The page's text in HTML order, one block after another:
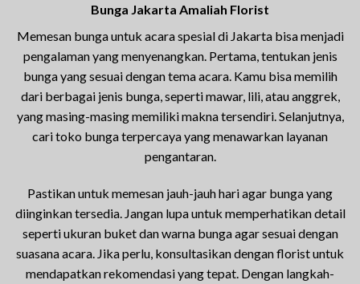
Bunga Jakarta Amaliah Florist
Memesan bunga untuk acara spesial di Jakarta bisa menjadi
pengalaman yang menyenangkan. Pertama, tentukan jenis
bunga yang sesuai dengan tema acara. Kamu bisa memilih
dari berbagai jenis bunga, seperti mawar, lili, atau anggrek,
yang masing-masing memiliki makna tersendiri. Selanjutnya,
cari toko bunga terpercaya yang menawarkan layanan
pengantaran.
Pastikan untuk memesan jauh-jauh hari agar bunga yang
diinginkan tersedia. Jangan lupa untuk memperhatikan detail
seperti ukuran buket dan warna bunga agar sesuai dengan
suasana acara. Jika perlu, konsultasikan dengan florist untuk
mendapatkan rekomendasi yang tepat. Dengan langkah-